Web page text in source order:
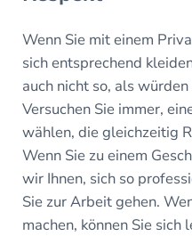
Wenn Sie mit einem
sich entsprechend
auch nicht so, als
Versuchen Sie immer,
wählen, die gleichzeitig
Wenn Sie zu einem
wir Ihnen, sich so
Sie zur Arbeit gehen.
machen, können Sie sich